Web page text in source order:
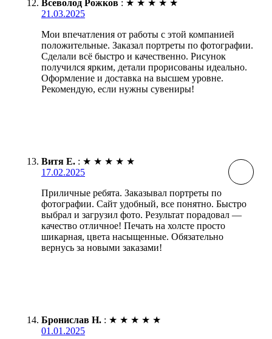
Всеволод Рожков : ★ ★ ★ ★ ★
21.03.2025
Мои впечатления от работы с этой компанией
положительные. Заказал портреты по фотографии.
Сделали всё быстро и качественно. Рисунок
получился ярким, детали прорисованы идеально.
Оформление и доставка на высшем уровне.
Рекомендую, если нужны сувениры!
Витя Е. : ★ ★ ★ ★ ★
17.02.2025
Приличные ребята. Заказывал портреты по
фотографии. Сайт удобный, все понятно. Быстро
выбрал и загрузил фото. Результат порадовал —
качество отличное! Печать на холсте просто
шикарная, цвета насыщенные. Обязательно
вернусь за новыми заказами!
Бронислав Н. : ★ ★ ★ ★ ★
01.01.2025